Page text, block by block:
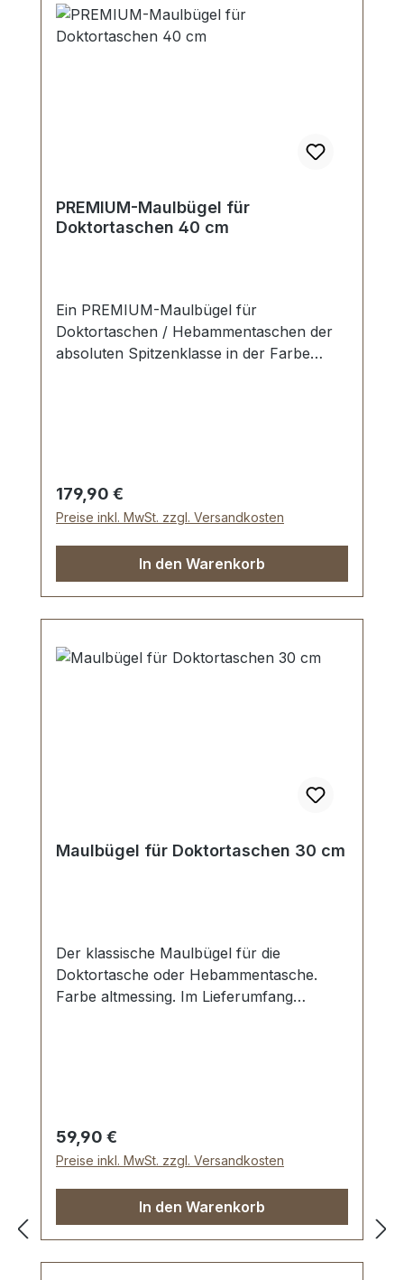
PREMIUM-Maulbügel für
Doktortaschen 40 cm
Ein PREMIUM-Maulbügel für
Doktortaschen / Hebammentaschen der
absoluten Spitzenklasse in der Farbe
Regulärer Preis:
179,90 €
Preise inkl. MwSt. zzgl. Versandkosten
In den Warenkorb
Maulbügel für Doktortaschen 30 cm
Der klassische Maulbügel für die
Doktortasche oder Hebammentasche.
Farbe altmessing. Im Lieferumfang
altmessing 2 Stück Schlüssel, altmessing
4 Stück Unterlegscheibe, altmessing 16
Stück Hohlnieten, 2-teilig, altmessing
Regulärer Preis:
59,90 €
Preise inkl. MwSt. zzgl. Versandkosten
In den Warenkorb